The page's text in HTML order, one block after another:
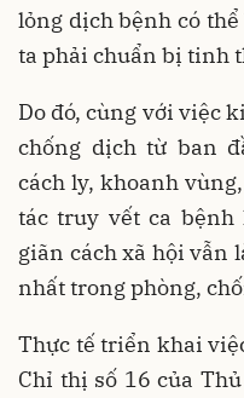
lỏng dịch bệnh có
ta phải chuẩn bị tinh
Do đó, cùng với việc
chống dịch từ ban
cách ly, khoanh
tác truy vết ca
giãn cách xã hội vẫn
nhất trong phòng,
Thực tế triển khai
Chỉ thị số 16 của